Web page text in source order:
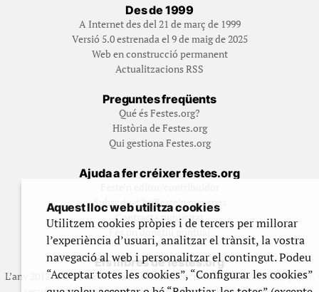
Des de 1999
A Internet des del 21 de març de 1999
Versió 5.0 estrenada el 9 de maig de 2025
Web en construcció permanent
Actualitzacions RSS
Preguntes freqüents
Qué és Festes.org?
Història de Festes.org
Qui gestiona Festes.org
Ajuda a fer créixer festes.org
Subscriu-t’hi/Feste’n mecenes
Contracta publicitat
Fes un donatiu puntual
Els llibres de festes.org
L’any 2012 vam posar en marxa una col·lecció editorial en format paper,
Aquest lloc web utilitza cookies
Utilitzem cookies pròpies i de tercers per millorar
l’experiència d’usuari, analitzar el trànsit, la vostra
navegació al web i personalitzar el contingut. Podeu
“Acceptar totes les cookies”, “Configurar les cookies”